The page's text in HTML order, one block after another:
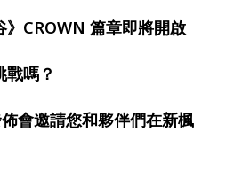
》CROWN 篇章即將開啟
嗎？
會邀請您和夥伴們在新楓